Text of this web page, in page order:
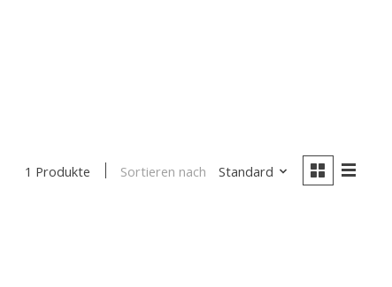
1 Produkte Sortieren nach Standard